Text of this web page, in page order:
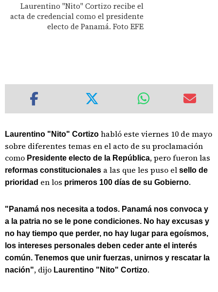
Laurentino "Nito" Cortizo recibe el
acta de credencial como el presidente
electo de Panamá. Foto EFE
Laurentino "Nito" Cortizo habló este viernes 10 de mayo
sobre diferentes temas en el acto de su proclamación
como Presidente electo de la República, pero fueron las
reformas constitucionales a las que les puso el sello de
prioridad en los primeros 100 días de su Gobierno.
"Panamá nos necesita a todos. Panamá nos convoca y
a la patria no se le pone condiciones. No hay excusas y
no hay tiempo que perder, no hay lugar para egoísmos,
los intereses personales deben ceder ante el interés
común. Tenemos que unir fuerzas, unirnos y rescatar la
nación", dijo Laurentino "Nito" Cortizo.